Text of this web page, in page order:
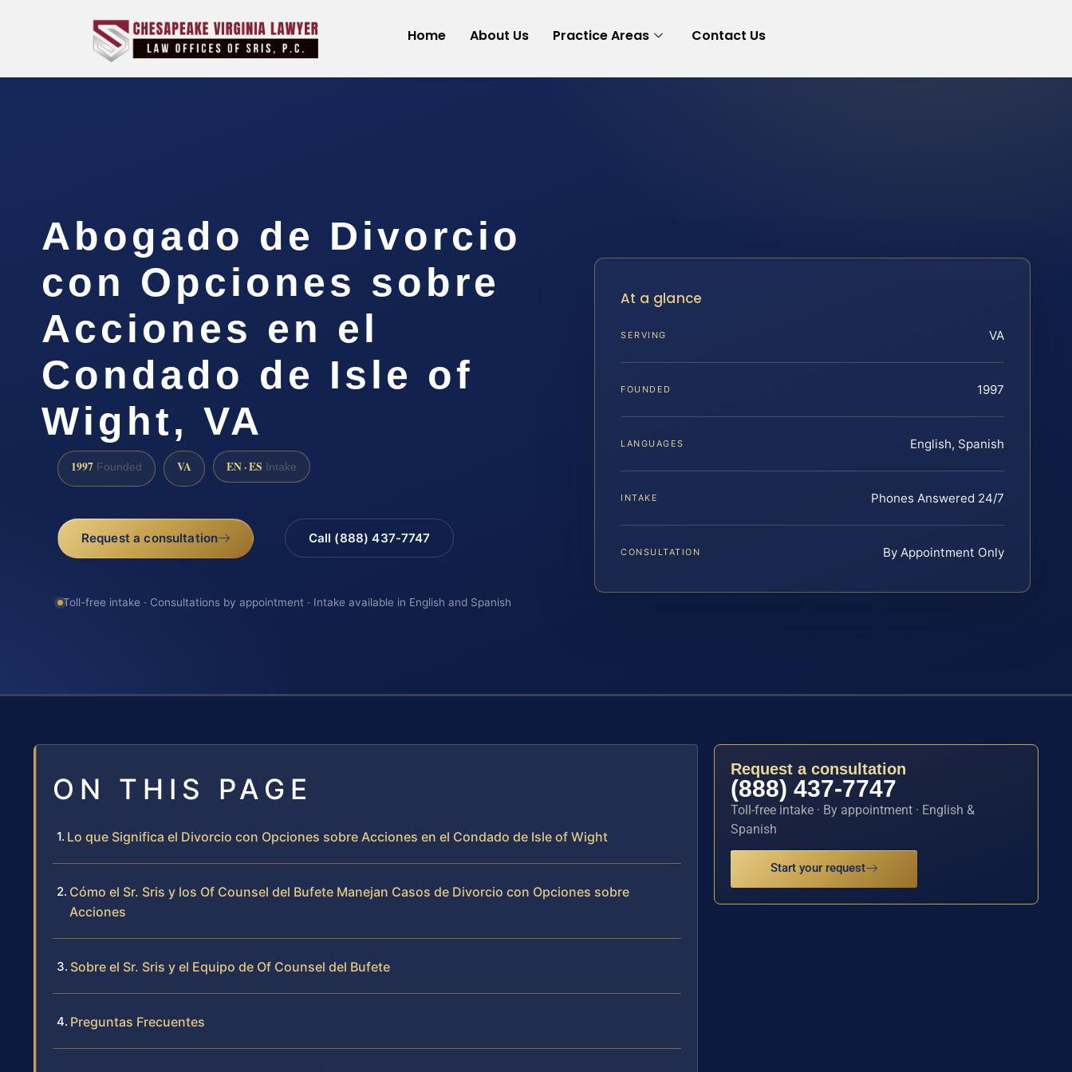
Home About Us Practice Areas Contact Us
Abogado de Divorcio
con Opciones sobre
Acciones en el
Condado de Isle of
Wight, VA
1997 Founded VA EN · ES Intake
Request a consultation Call (888) 437-7747
Toll-free intake · Consultations by appointment · Intake available in English and Spanish
At a glance
SERVING VA
FOUNDED 1997
LANGUAGES English, Spanish
INTAKE Phones Answered 24/7
CONSULTATION By Appointment Only
ON THIS PAGE
Lo que Significa el Divorcio con Opciones sobre Acciones en el Condado de Isle of Wight
Cómo el Sr. Sris y los Of Counsel del Bufete Manejan Casos de Divorcio con Opciones sobre
Acciones
Sobre el Sr. Sris y el Equipo de Of Counsel del Bufete
Preguntas Frecuentes
Request a consultation
(888) 437-7747
Toll-free intake · By appointment · English &
Spanish
Start your request